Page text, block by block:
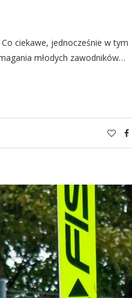
ciekawe, jednocześnie w tym
młodych zawodników…